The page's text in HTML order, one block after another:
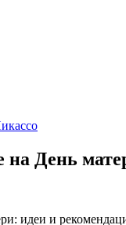
на День